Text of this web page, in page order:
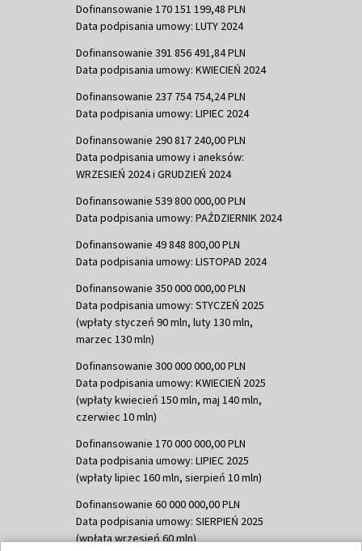
Dofinansowanie 170 151 199,48 PLN
Data podpisania umowy: LUTY 2024
Dofinansowanie 391 856 491,84 PLN
Data podpisania umowy: KWIECIEŃ 2024
Dofinansowanie 237 754 754,24 PLN
Data podpisania umowy: LIPIEC 2024
Dofinansowanie 290 817 240,00 PLN
Data podpisania umowy i aneksów:
WRZESIEŃ 2024 i GRUDZIEŃ 2024
Dofinansowanie 539 800 000,00 PLN
Data podpisania umowy: PAŹDZIERNIK 2024
Dofinansowanie 49 848 800,00 PLN
Data podpisania umowy: LISTOPAD 2024
Dofinansowanie 350 000 000,00 PLN
Data podpisania umowy: STYCZEŃ 2025
(wpłaty styczeń 90 mln, luty 130 mln,
marzec 130 mln)
Dofinansowanie 300 000 000,00 PLN
Data podpisania umowy: KWIECIEŃ 2025
(wpłaty kwiecień 150 mln, maj 140 mln,
czerwiec 10 mln)
Dofinansowanie 170 000 000,00 PLN
Data podpisania umowy: LIPIEC 2025
(wpłaty lipiec 160 mln, sierpień 10 mln)
Dofinansowanie 60 000 000,00 PLN
Data podpisania umowy: SIERPIEŃ 2025
(wpłata wrzesień 60 mln)